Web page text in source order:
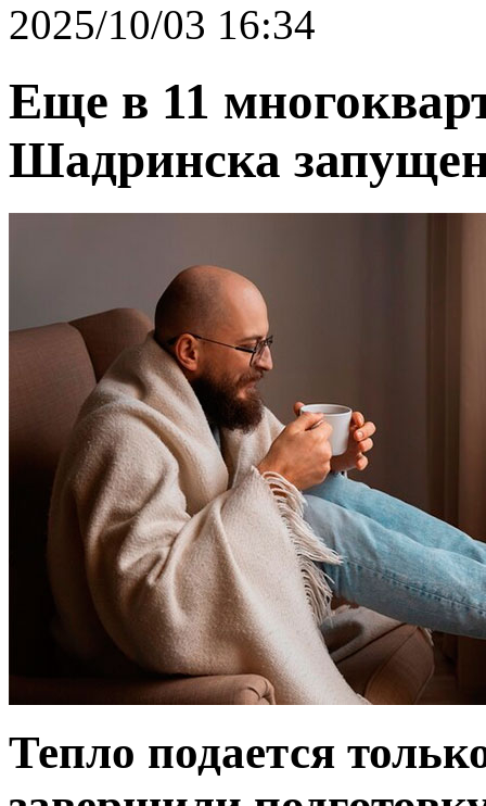
2025/10/03 16:34
Еще в 11
Шадринска
Тепло подается